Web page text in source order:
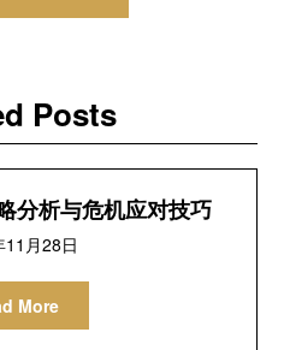
Posts
分析与危机应对技巧
月28日
More